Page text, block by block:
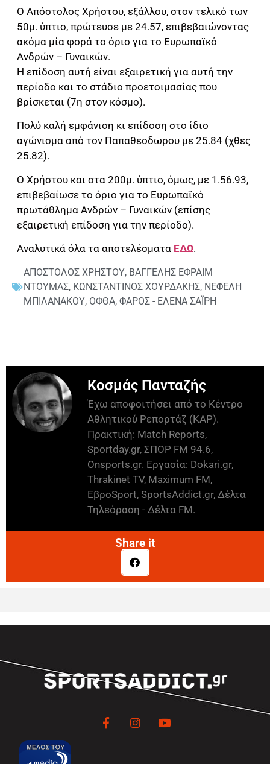
Ο Απόστολος Χρήστου, εξάλλου, στον τελικό των
50μ. ύπτιο, πρώτευσε με 24.57, επιβεβαιώνοντας
ακόμα μία φορά το όριο για το Ευρωπαϊκό
Ανδρών – Γυναικών.
Η επίδοση αυτή είναι εξαιρετική για αυτή την
περίοδο και το στάδιο προετοιμασίας που
βρίσκεται (7η στον κόσμο).
Πολύ καλή εμφάνιση κι επίδοση στο ίδιο
αγώνισμα από τον Παπαθεοδωρου με 25.84 (χθες
25.82).
Ο Χρήστου και στα 200μ. ύπτιο, όμως, με 1.56.93,
επιβεβαίωσε το όριο για το Ευρωπαϊκό
πρωτάθλημα Ανδρών – Γυναικών (επίσης
εξαιρετική επίδοση για την περίοδο).
Αναλυτικά όλα τα αποτελέσματα ΕΔΩ.
ΑΠΟΣΤΟΛΟΣ ΧΡΗΣΤΟΥ, ΒΑΓΓΕΛΗΣ ΕΦΡΑΙΜ
ΝΤΟΥΜΑΣ, ΚΩΝΣΤΑΝΤΙΝΟΣ ΧΟΥΡΔΑΚΗΣ, ΝΕΦΕΛΗ
ΜΠΙΛΑΝΑΚΟΥ, ΟΦΘΑ, ΦΑΡΟΣ - ΕΛΕΝΑ ΣΑΪΡΗ
Κοσμάς Πανταζής
Έχω αποφοιτήσει από το Κέντρο
Αθλητικού Ρεπορτάζ (ΚΑΡ).
Πρακτική: Match Reports,
Sportday.gr, ΣΠΟΡ FM 94.6,
Onsports.gr. Εργασία: Dokari.gr,
Thrakinet TV, Maximum FM,
ΕβροSport, SportsAddict.gr, Δέλτα
Τηλεόραση - Δέλτα FM.
Share it